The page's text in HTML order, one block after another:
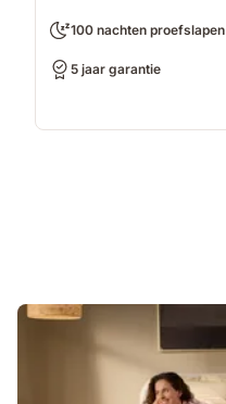
100 nachten proefslapen
5 jaar garantie